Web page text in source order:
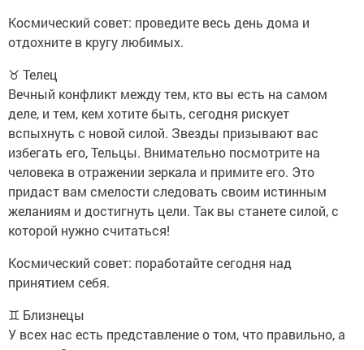
Космический совет: проведите весь день дома и
отдохните в кругу любимых.
♉ Телец
Вечный конфликт между тем, кто вы есть на самом
деле, и тем, кем хотите быть, сегодня рискует
вспыхнуть с новой силой. Звезды призывают вас
избегать его, Тельцы. Внимательно посмотрите на
человека в отражении зеркала и примите его. Это
придаст вам смелости следовать своим истинным
желаниям и достигнуть цели. Так вы станете силой, с
которой нужно считаться!
Космический совет: поработайте сегодня над
принятием себя.
♊ Близнецы
У всех нас есть представление о том, что правильно, а